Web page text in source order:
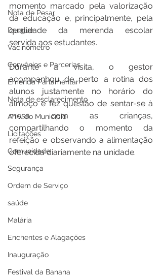
Nota de Pesar
Dengue
Vacinômetro
Convênios e Parcerias
Emenda Parlamentar
Nota de esclarecimento
Aniv. do Município
Licitações
Comunidade
Segurança
Ordem de Serviço
saúde
Malária
Enchentes e Alagações
Inauguração
Festival da Banana
momento marcado pela valorização
da educação e, principalmente, pela
qualidade da merenda escolar
servida aos estudantes.
Durante a visita, o gestor
acompanhou de perto a rotina dos
alunos justamente no horário do
almoço e fez questão de sentar-se à
mesa com as crianças,
compartilhando o momento da
refeição e observando a alimentação
oferecida diariamente na unidade.